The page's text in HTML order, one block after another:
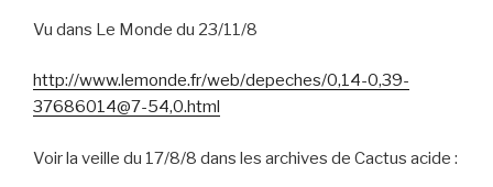
Vu dans Le Monde du 23/11/8
http://www.lemonde.fr/web/depeches/0,14-0,39-
37686014@7-54,0.html
Voir la veille du 17/8/8 dans les archives de Cactus acide :